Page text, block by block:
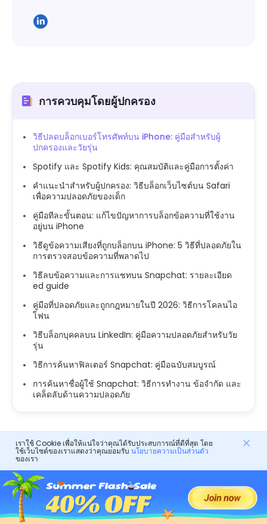
การควบคุมโดยผู้ปกครอง
วิธีปลดบล็อกเบอร์โทรศัพท์บน iPhone: คู่มือสำหรับผู้
ปกครองและวัยรุ่น
Spotify และ Spotify Kids: คุณสมบัติและคู่มือการตั้งค่า
คำแนะนำสำหรับผู้ปกครอง: วิธีบล็อกเว็บไซต์บน Safari
เพื่อความปลอดภัยของเด็ก
คู่มือทีละขั้นตอน: แก้ไขปัญหาการบล็อกข้อความที่ใช้งาน
อยู่บน iPhone
วิธีดูข้อความเสียงที่ถูกบล็อกบน iPhone: 5 วิธีที่ปลอดภัยใน
การตรวจสอบข้อความที่พลาดไป
วิธีลบข้อความและการแชทบน Snapchat: รายละเอียด
ed guide
คู่มือที่ปลอดภัยและถูกกฎหมายในปี 2026: วิธีการโคลนไอ
โฟน
วิธีบล็อกบุคคลบน LinkedIn: คู่มือความปลอดภัยสำหรับวัย
รุ่น
วิธีการค้นหาฟิลเตอร์ Snapchat: คู่มือฉบับสมบูรณ์
การค้นหาชื่อผู้ใช้ Snapchat: วิธีการทำงาน ข้อจำกัด และ
เคล็ดลับด้านความปลอดภัย
เราใช้ Cookie เพื่อให้แน่ใจว่าคุณได้รับประสบการณ์ที่ดีที่สุด โดย
ใช้เว็บไซต์ของเราแสดงว่าคุณยอมรับ นโยบายความเป็นส่วนตัว
ของเรา